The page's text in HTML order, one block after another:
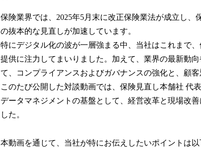
保険業界では、2025年5月末に改正保険業法が成立し
の抜本的な見直しが加速しています。
特にデジタル化の波が一層強まる中、当社はこれまで
提供に注力してまいりました。加えて、業界の最新動
て、コンプライアンスおよびガバナンスの強化と、顧
このたび公開した対談動画では、保険見直し本舗社 代
データマネジメントの基盤として、経営改革と現場改
した。
本動画を通じて、当社が特にお伝えしたいポイントは以